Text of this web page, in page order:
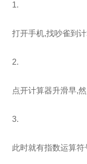
1.
打开手机,找吵雀到
2.
点开计算器升滑早,
3.
此时就有指数运算符